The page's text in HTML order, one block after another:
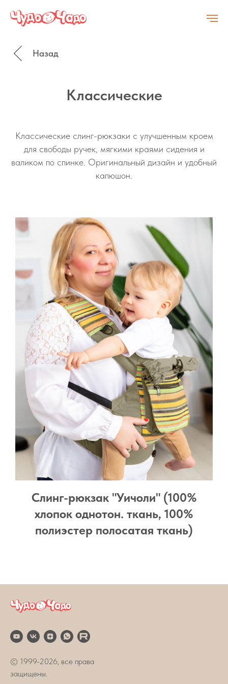
Назад
Классические
Классические слинг-рюкзаки с улучшенным кроем
для свободы ручек, мягкими краями сидения и
валиком по спинке. Оригинальный дизайн и удобный
капюшон.
Слинг-рюкзак "Уичоли" (100%
хлопок однотон. ткань, 100%
полиэстер полосатая ткань)
© 1999-2026, все права
защищены.